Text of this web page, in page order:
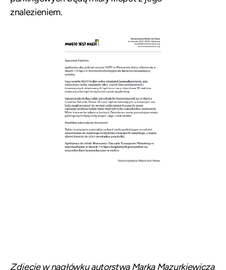
znalezieniem.
Zdjęcie w nagłówku autorstwaMarka Mazurkiewicza